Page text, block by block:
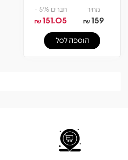
מחיר
159
₪
חברים 5% -
151.05
₪
הוספה לסל